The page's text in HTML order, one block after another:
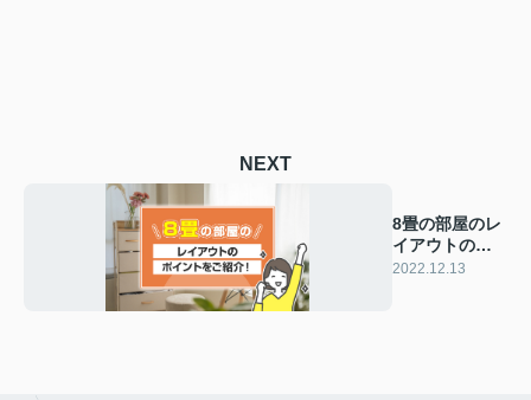
NEXT
8畳の部屋のレ
イアウトのポ
イントをご紹
2022.12.13